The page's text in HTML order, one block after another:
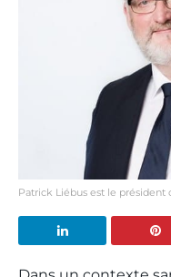
Patrick Liébus est le président